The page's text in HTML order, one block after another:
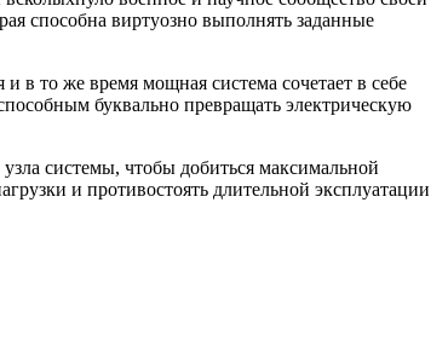
способна виртуозно выполнять заданные
в то же время мощная система сочетает в себе
буквально превращать электрическую
системы, чтобы добиться максимальной
и противостоять длительной эксплуатации